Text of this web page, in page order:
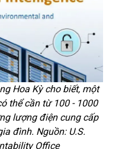
Hoa Kỳ cho biết, một
thể cần từ 100 - 1000
lượng điện cung cấp
đình. Nguồn: U.S.
Office